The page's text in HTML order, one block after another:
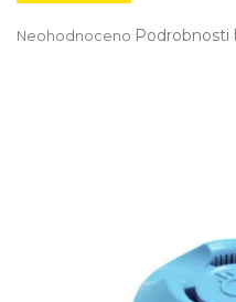
Průměrné
Neohodnoceno Podrobnosti